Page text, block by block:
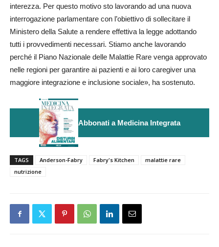
interezza. Per questo motivo sto lavorando ad una nuova
interrogazione parlamentare con l’obiettivo di sollecitare il
Ministero della Salute a rendere effettiva la legge adottando
tutti i provvedimenti necessari. Stiamo anche lavorando
perché il Piano Nazionale delle Malattie Rare venga approvato
nelle regioni per garantire ai pazienti e ai loro caregiver una
maggiore integrazione e inclusione sociale», ha sostenuto.
Abbonati a Medicina Integrata
TAGS Anderson-Fabry Fabry's Kitchen
malattie rare
nutrizione